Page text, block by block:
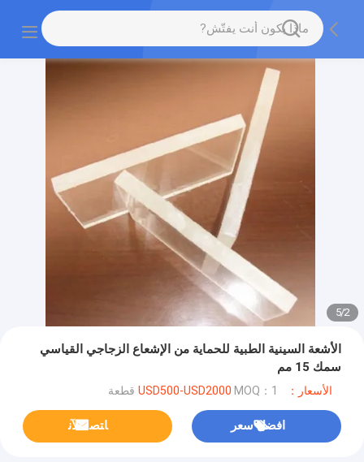
2
/
5
الأشعة السينية الطبية للحماية من الإشعاع الزجاجي القياسي
سمك 15 مم
الأسعار：USD500-USD2000 MOQ：1 قطعة
افضل سعر ﺎﺘﺼﻟ ﺍﻶﻧ